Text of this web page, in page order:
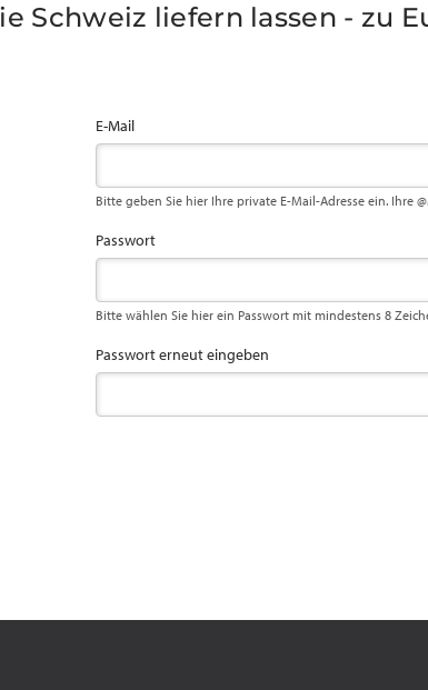
Schweiz liefern lassen - zu
E-Mail
Bitte geben Sie hier Ihre private E-Mail-Adresse ein. Ihre
Passwort
Bitte wählen Sie hier ein Passwort mit mindestens 8
Passwort erneut eingeben